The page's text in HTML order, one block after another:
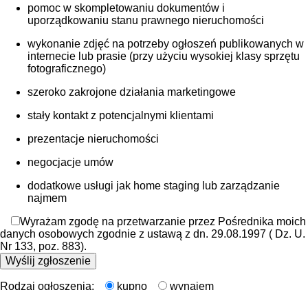
pomoc w skompletowaniu dokumentów i
uporządkowaniu stanu prawnego nieruchomości
wykonanie zdjęć na potrzeby ogłoszeń publikowanych w
internecie lub prasie (przy użyciu wysokiej klasy sprzętu
fotograficznego)
szeroko zakrojone działania marketingowe
stały kontakt z potencjalnymi klientami
prezentacje nieruchomości
negocjacje umów
dodatkowe usługi jak home staging lub zarządzanie
najmem
Wyrażam zgodę na przetwarzanie przez Pośrednika moich
danych osobowych zgodnie z ustawą z dn. 29.08.1997 ( Dz. U.
Nr 133, poz. 883).
Rodzaj ogłoszenia: kupno wynajem